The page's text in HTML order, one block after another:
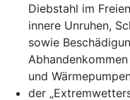
Diebstahl im
innere Unruhen,
sowie
und
der